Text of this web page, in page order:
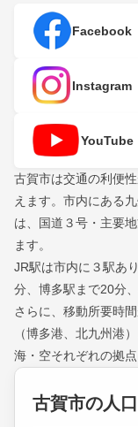
Facebook
Instagram
YouTube
古賀市は交通の利便
えます。市内にある
は、国道３号・主要
ます。
JR駅は市内に３駅あ
分、博多駅まで20分
さらに、移動所要時
（博多港、北九州港
海・空それぞれの拠
古賀市の人口